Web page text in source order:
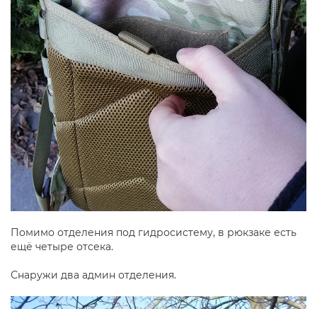
Помимо отделения под гидросистему, в рюкзаке есть
ещё четыре отсека.
Снаружи два админ отделения.